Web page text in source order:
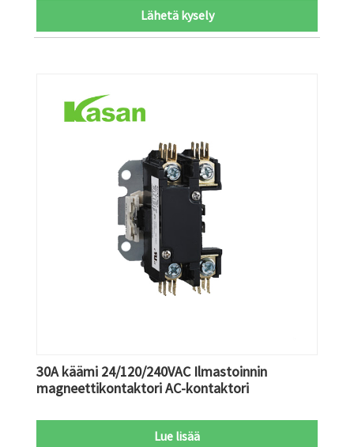
Lähetä kysely
30A käämi 24/120/240VAC Ilmastoinnin
magneettikontaktori AC-kontaktori
Lue lisää